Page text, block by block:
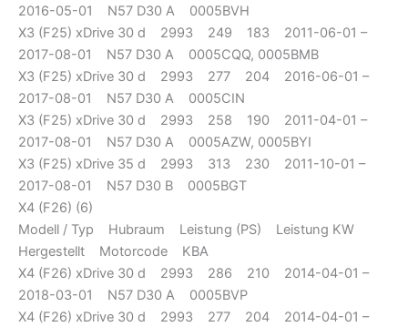
2016-05-01 N57 D30 A 0005BVH
X3 (F25) xDrive 30 d 2993 249 183 2011-06-01 –
2017-08-01 N57 D30 A 0005CQQ, 0005BMB
X3 (F25) xDrive 30 d 2993 277 204 2016-06-01 –
2017-08-01 N57 D30 A 0005CIN
X3 (F25) xDrive 30 d 2993 258 190 2011-04-01 –
2017-08-01 N57 D30 A 0005AZW, 0005BYI
X3 (F25) xDrive 35 d 2993 313 230 2011-10-01 –
2017-08-01 N57 D30 B 0005BGT
X4 (F26) (6)
Modell / Typ Hubraum Leistung (PS) Leistung KW
Hergestellt Motorcode KBA
X4 (F26) xDrive 30 d 2993 286 210 2014-04-01 –
2018-03-01 N57 D30 A 0005BVP
X4 (F26) xDrive 30 d 2993 277 204 2014-04-01 –